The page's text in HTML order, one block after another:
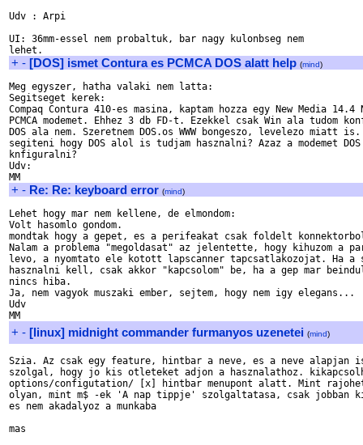
Udv : Arpi
UI: 36mm-essel nem probaltuk, bar nagy kulonbseg nem
+ - [DOS] ismet Contura es PCMCA DOS alatt help (mind)
Meg egyszer, hatha valaki nem latta:
Segitseget kerek:
Compaq Contura 410-es masina, kaptam hozza egy New Media
PCMCA modemet. Ehhez 3 db FD-t. Ezekkel csak Win ala tudom
DOS ala nem. Szeretnem DOS.os WWW bongeszo, levelezo miatt
segiteni hogy DOS alol is tudjam hasznalni? Azaz a modemet
knfiguralni?
Udv:
+ - Re: Re: keyboard error (mind)
Lehet hogy mar nem kellene, de elmondom:
Volt hasomlo gondom.
mondtak hogy a gepet, es a perifeakat csak foldelt konnektorbol
Nalam a problema "megoldasat" az jelentette, hogy kihuzom a
levo, a nyomtato ele kotott lapscanner tapcsatlakozojat. Ha a
hasznalni kell, csak akkor "kapcsolom" be, ha a gep mar
nincs hiba.
Ja, nem vagyok muszaki ember, sejtem, hogy nem igy elegans...
Udv
+ - [linux] midnight commander furmanyos uzenetei (mind)
Szia. Az csak egy feature, hintbar a neve, es a neve alapjan
szolgal, hogy jo kis otleteket adjon a hasznalathoz.
options/configutation/ [x] hintbar menupont alatt. Mint
olyan, mint m$ -ek 'A nap tippje' szolgaltatasa, csak jobban
es nem akadalyoz a munkaba
mas